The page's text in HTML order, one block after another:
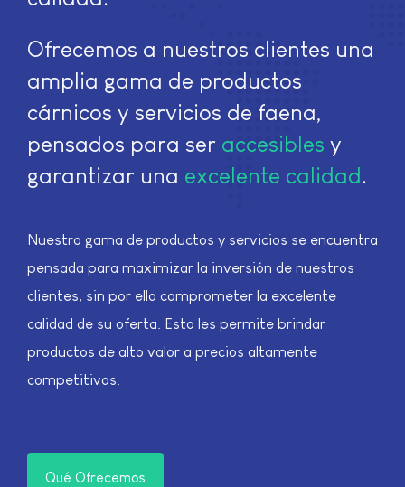
Ofrecemos a nuestros clientes una
amplia gama de productos
cárnicos y servicios de faena,
pensados para ser accesibles y
garantizar una excelente calidad.
Nuestra gama de productos y servicios se encuentra
pensada para maximizar la inversión de nuestros
clientes, sin por ello comprometer la excelente
calidad de su oferta. Esto les permite brindar
productos de alto valor a precios altamente
competitivos.
Qué Ofrecemos